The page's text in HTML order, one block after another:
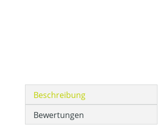
Beschreibung
Bewertungen